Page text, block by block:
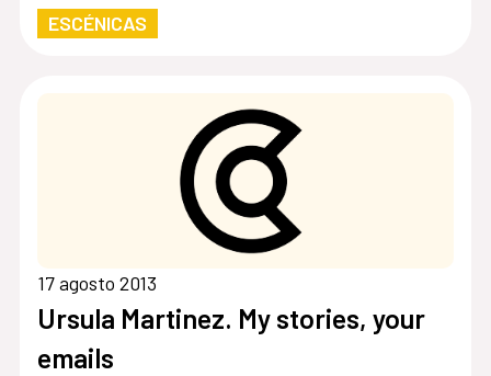
ESCÉNICAS
17 agosto 2013
Ursula Martinez. My stories, your
emails